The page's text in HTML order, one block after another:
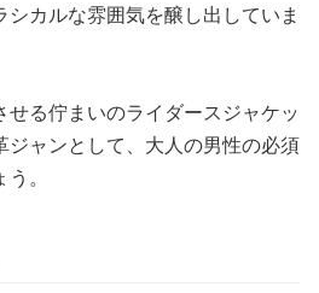
カルな雰囲気を醸し出していま
せる佇まいのライダースジャケッ
ジャンとして、大人の男性の必須
。